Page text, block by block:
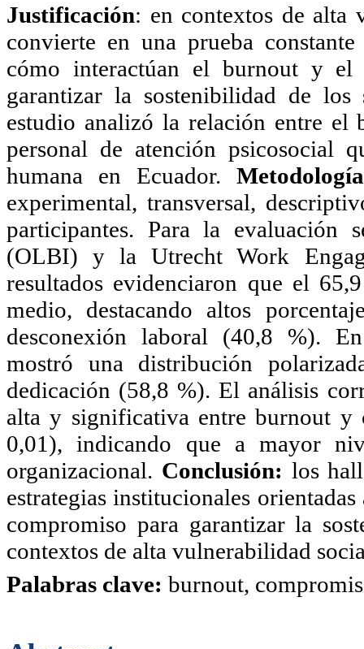
Justificación: en contextos de alta
convierte en una prueba
cómo interactúan el burnout y el
garantizar la sostenibilidad de
estudio analizó la relación entre el
personal de atención psicosocial
humana en Ecuador.
experimental, transversal,
participantes. Para la
(OLBI) y la Utrecht Work
resultados evidenciaron que el
medio, destacando altos
desconexión laboral (40,8 %).
mostró una distribución
dedicación (58,8 %). El análisis
alta y significativa entre burnout y
0,01), indicando que a mayor
organizacional. Conclusión: los
estrategias institucionales
compromiso para garantizar la
contextos de alta vulnerabilidad
Palabras clave: burnout,